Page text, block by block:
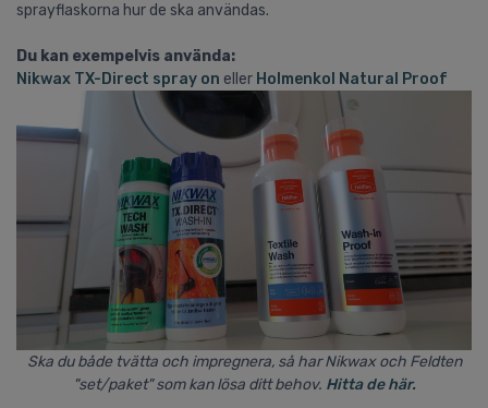
sprayflaskorna hur de ska användas.
Du kan exempelvis använda:
Nikwax TX-Direct spray on eller Holmenkol Natural Proof
Ska du både tvätta och impregnera, så har Nikwax och Feldten
"set/paket" som kan lösa ditt behov. Hitta de här.